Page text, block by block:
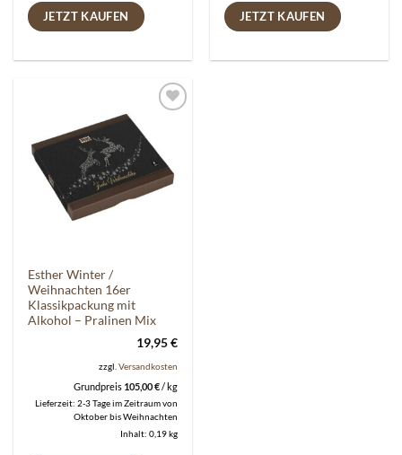
JETZT KAUFEN JETZT KAUFEN
Wunschliste
Esther Winter /
Weihnachten 16er
Klassikpackung mit
Alkohol – Pralinen Mix
19,95€
zzgl. Versandkosten
Grundpreis 105,00€/ kg
Lieferzeit: 2-3 Tage im Zeitraum von
Oktober bis Weihnachten
Inhalt: 0,19kg